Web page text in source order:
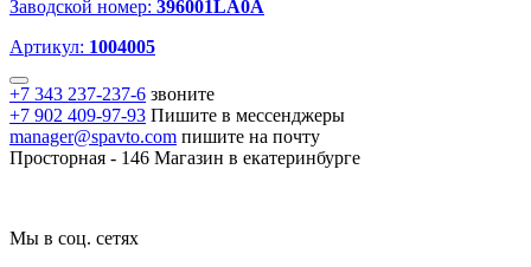
Заводской номер: 396001LA0A
Артикул: 1004005
+7 343 237-237-6 звоните
+7 902 409-97-93 Пишите в мессенджеры
manager@spavto.com пишите на почту
Просторная - 146 Магазин в екатеринбурге
Мы в соц. сетях